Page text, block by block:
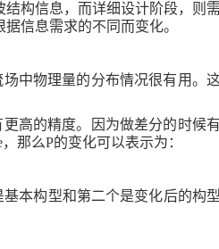
构信息，而详细设计阶段，则
信息需求的不同而变化。
中物理量的分布情况很有用。
高的精度。因为做差分的时候
，那么P的变化可以表示为：
本构型和第二个是变化后的构型